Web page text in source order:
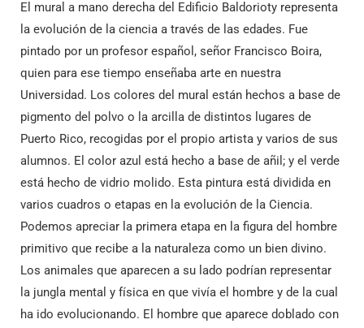
El mural a mano derecha del Edificio Baldorioty representa
la evolución de la ciencia a través de las edades. Fue
pintado por un profesor español, señor Francisco Boira,
quien para ese tiempo enseñaba arte en nuestra
Universidad. Los colores del mural están hechos a base de
pigmento del polvo o la arcilla de distintos lugares de
Puerto Rico, recogidas por el propio artista y varios de sus
alumnos. El color azul está hecho a base de añil; y el verde
está hecho de vidrio molido. Esta pintura está dividida en
varios cuadros o etapas en la evolución de la Ciencia.
Podemos apreciar la primera etapa en la figura del hombre
primitivo que recibe a la naturaleza como un bien divino.
Los animales que aparecen a su lado podrían representar
la jungla mental y física en que vivía el hombre y de la cual
ha ido evolucionando. El hombre que aparece doblado con